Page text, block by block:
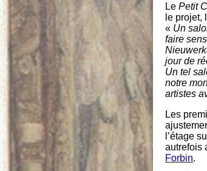
Le Petit
le projet,
« Un
faire
jour de
Un tel
notre
artistes
Les
l’étage
autrefois
Forbin.